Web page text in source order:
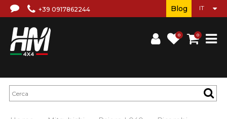
+39 0917862244
0 0
Blog